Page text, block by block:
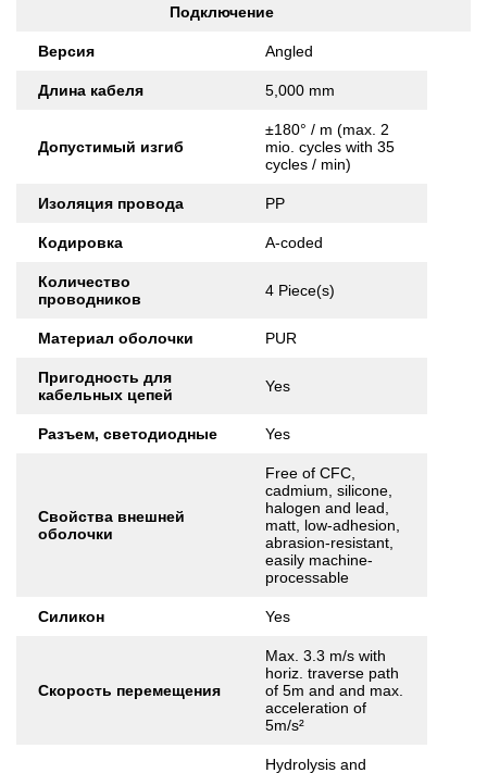
Подключение
Версия Angled
Длина кабеля 5,000 mm
Допустимый изгиб
±180° / m (max. 2
mio. cycles with 35
cycles / min)
Изоляция провода PP
Кодировка A-coded
Количество
проводников
4 Piece(s)
Материал оболочки PUR
Пригодность для
кабельных цепей
Yes
Разъем, светодиодные Yes
Свойства внешней
оболочки
Free of CFC,
cadmium, silicone,
halogen and lead,
matt, low-adhesion,
abrasion-resistant,
easily machine-
processable
Силикон Yes
Скорость перемещения
Max. 3.3 m/s with
horiz. traverse path
of 5m and and max.
acceleration of
5m/s²
Hydrolysis and